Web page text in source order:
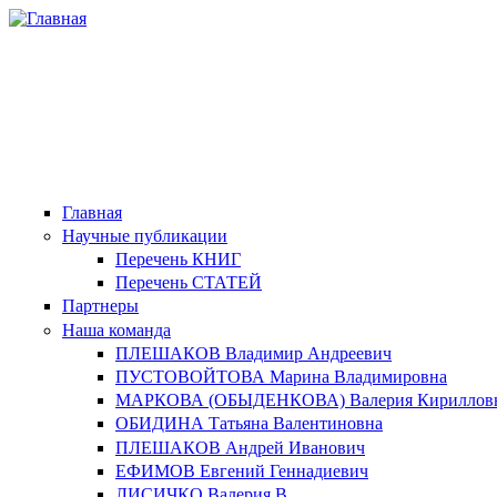
Главная
Научные публикации
Перечень КНИГ
Перечень СТАТЕЙ
Партнеры
Наша команда
ПЛЕШАКОВ Владимир Андреевич
ПУСТОВОЙТОВА Марина Владимировна
МАРКОВА (ОБЫДЕНКОВА) Валерия
ОБИДИНА Татьяна Валентиновна
ПЛЕШАКОВ Андрей Иванович
ЕФИМОВ Евгений Геннадиевич